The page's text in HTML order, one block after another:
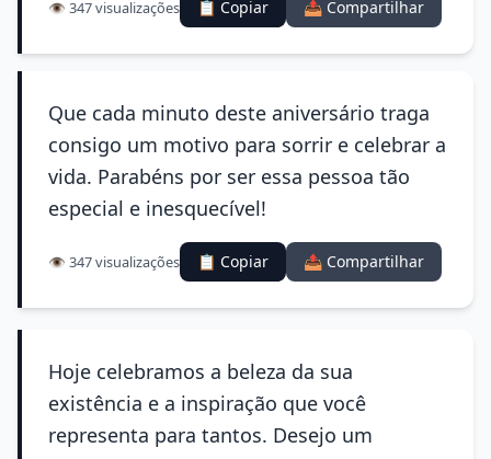
👁️ 347 visualizações 📋 Copiar 📤 Compartilhar
Que cada minuto deste aniversário traga
consigo um motivo para sorrir e celebrar a
vida. Parabéns por ser essa pessoa tão
especial e inesquecível!
👁️ 347 visualizações 📋 Copiar 📤 Compartilhar
Hoje celebramos a beleza da sua
existência e a inspiração que você
representa para tantos. Desejo um